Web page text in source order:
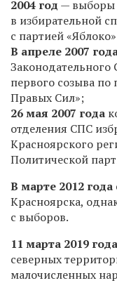
2004 год — выборы
в избирательной
с партией
В апреле 2007
Законодательного
первого созыва
Правых Сил»;
26 мая 2007 года
отделения СПС
Красноярского
Политической
В марте 2012 года
Красноярска,
с выборов.
11 марта 2019 года
северных
малочисленных